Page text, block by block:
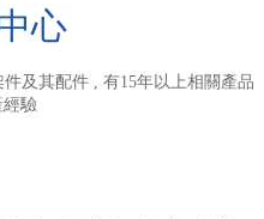
心
及其配件 , 有15年以上相關產品
經驗